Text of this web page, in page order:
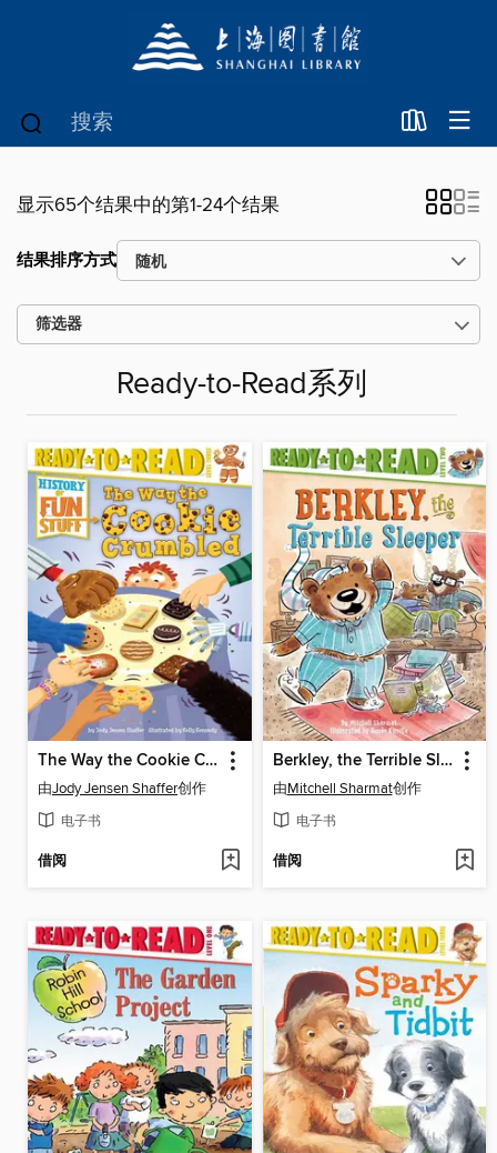
显示65个结果中的第1-24个结果
结果排序方式
筛选器
Ready-to-Read系列
The Way the Cookie Crumbled
由Jody Jensen Shaffer创作
电子书
借阅
Berkley, the Terrible Sleeper
由Mitchell Sharmat创作
电子书
借阅